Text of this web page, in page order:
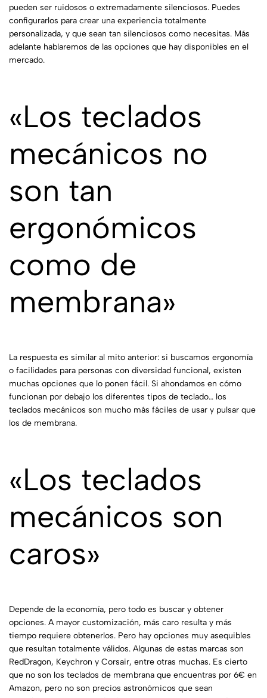
pueden ser ruidosos o extremadamente silenciosos. Puedes
configurarlos para crear una experiencia totalmente
personalizada, y que sean tan silenciosos como necesitas. Más
adelante hablaremos de las opciones que hay disponibles en el
mercado.
«Los teclados
mecánicos no
son tan
ergonómicos
como de
membrana»
La respuesta es similar al mito anterior: si buscamos ergonomía
o facilidades para personas con diversidad funcional, existen
muchas opciones que lo ponen fácil. Si ahondamos en cómo
funcionan por debajo los diferentes tipos de teclado… los
teclados mecánicos son mucho más fáciles de usar y pulsar que
los de membrana.
«Los teclados
mecánicos son
caros»
Depende de la economía, pero todo es buscar y obtener
opciones. A mayor customización, más caro resulta y más
tiempo requiere obtenerlos. Pero hay opciones muy asequibles
que resultan totalmente válidos. Algunas de estas marcas son
RedDragon, Keychron y Corsair, entre otras muchas. Es cierto
que no son los teclados de membrana que encuentras por 6€ en
Amazon, pero no son precios astronómicos que sean